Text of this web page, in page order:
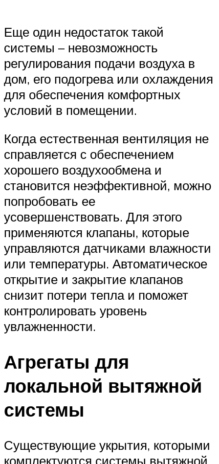
Еще один недостаток такой
системы – невозможность
регулирования подачи воздуха в
дом, его подогрева или охлаждения
для обеспечения комфортных
условий в помещении.
Когда естественная вентиляция не
справляется с обеспечением
хорошего воздухообмена и
становится неэффективной, можно
попробовать ее
усовершенствовать. Для этого
применяются клапаны, которые
управляются датчиками влажности
или температуры. Автоматическое
открытие и закрытие клапанов
снизит потери тепла и поможет
контролировать уровень
увлажненности.
Агрегаты для
локальной вытяжной
системы
Существующие укрытия, которыми
комплектуются системы вытяжной